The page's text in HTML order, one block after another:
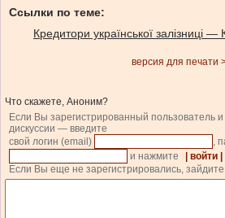
Ссылки по теме:
Кредитори української залізниці —
версия для печати
Что скажете, Аноним?
Если Вы зарегистрированный пользователь и
дискуссии — введите
свой логин (email)
,
и нажмите
| войти |
Если Вы еще не зарегистрировались,